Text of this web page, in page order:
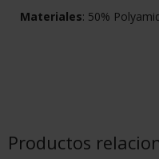
Materiales: 50%
Productos